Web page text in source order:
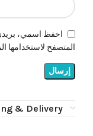
احفظ اسمي، بريدي
المتصفح لاستخدامها
& Delivery